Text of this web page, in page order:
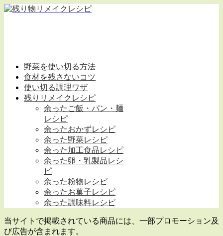
野菜を使い切る方法
食材を残さないコツ
使い切る調理ワザ
残りリメイクレシピ
余ったご飯・パン・麺
レシピ
余ったおかずレシピ
余った野菜レシピ
余った加工食品レシピ
余った卵・乳製品レシ
ピ
余った粉物レシピ
余ったお菓子レシピ
余った調味料レシピ
当サイトで掲載されている商品には、一部プロモーション及
び広告が含まれます。